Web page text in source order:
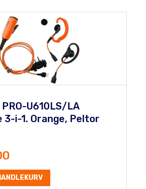
U610LS/LA
3-i-1. Orange, Peltor